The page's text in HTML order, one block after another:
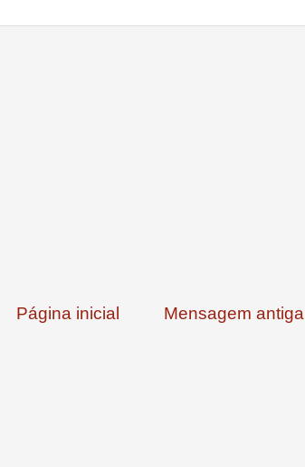
Mensagem antiga
Página inicial